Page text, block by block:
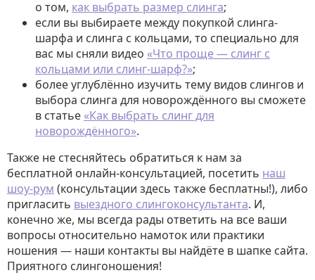
о том, как выбрать размер слинга;
если вы выбираете между покупкой слинга-
шарфа и слинга с кольцами, то специально для
вас мы сняли видео «Что проще — слинг с
кольцами или слинг-шарф?»;
более углублённо изучить тему видов слингов и
выбора слинга для новорождённого вы сможете
в статье «Как выбрать слинг для
новорождённого».
Также не стесняйтесь обратиться к нам за
бесплатной онлайн-консультацией, посетить наш
шоу-рум (консультации здесь также бесплатны!), либо
пригласить выездного слингоконсультанта. И,
конечно же, мы всегда рады ответить на все ваши
вопросы относительно намоток или практики
ношения — наши контакты вы найдёте в шапке сайта.
Приятного слингоношения!